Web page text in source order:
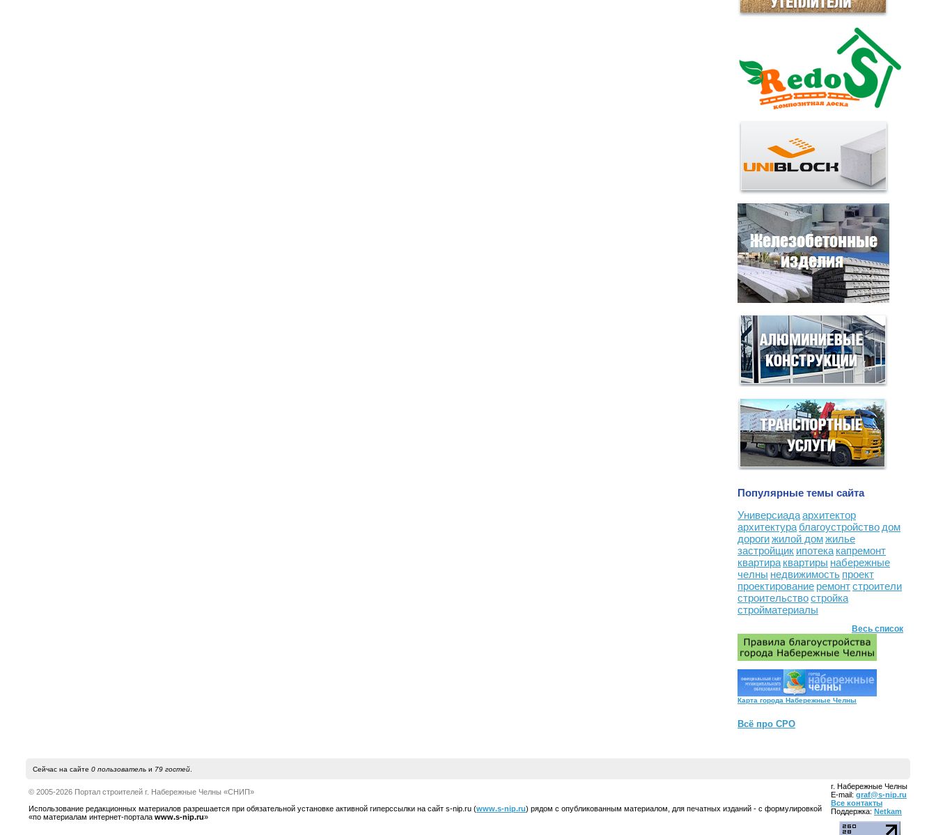
Популярные темы сайта
Универсиадаархитектор
архитектура благоустройство дом
дорогижилой домжилье
застройщик ипотека капремонт
квартира квартиры набережные
челны недвижимость проект
проектирование ремонтстроители
строительствостройка
стройматериалы
Весь список
Карта города Набережные Челны
Всё про СРО
Сейчас на сайте 0 пользовательи 79 гостей.
© 2005-2026 Портал строителей г. Набережные Челны «СНИП»
Использование редакционных материалов разрешается при обязательной установке активной гиперссылки на сайт s-nip.ru (www.s-nip.ru) рядом с опубликованным материалом, для печатных изданий - с формулировкой
«по материалам интернет-портала www.s-nip.ru»
г. Набережные Челны
E-mail: graf@s-nip.ru
Все контакты
Поддержка: Netkam